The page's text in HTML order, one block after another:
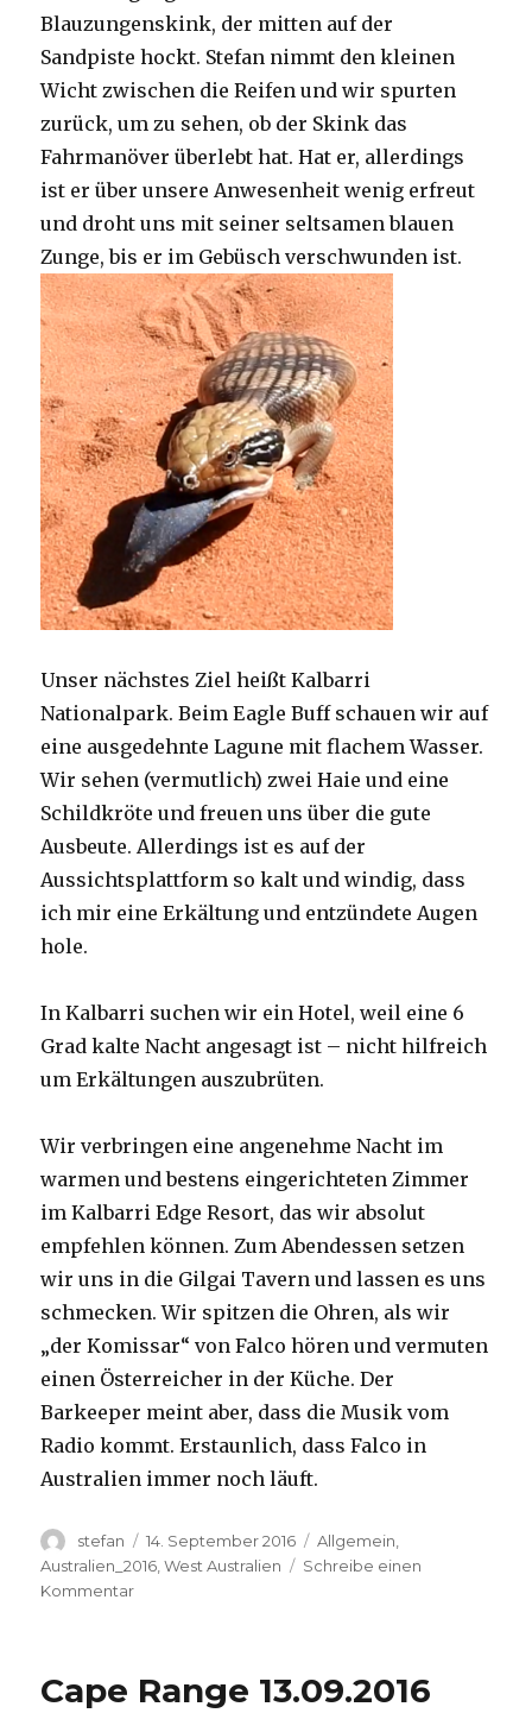
Blauzungenskink, der mitten auf der
Sandpiste hockt. Stefan nimmt den kleinen
Wicht zwischen die Reifen und wir spurten
zurück, um zu sehen, ob der Skink das
Fahrmanöver überlebt hat. Hat er, allerdings
ist er über unsere Anwesenheit wenig erfreut
und droht uns mit seiner seltsamen blauen
Zunge, bis er im Gebüsch verschwunden ist.
Unser nächstes Ziel heißt Kalbarri
Nationalpark. Beim Eagle Buff schauen wir auf
eine ausgedehnte Lagune mit flachem Wasser.
Wir sehen (vermutlich) zwei Haie und eine
Schildkröte und freuen uns über die gute
Ausbeute. Allerdings ist es auf der
Aussichtsplattform so kalt und windig, dass
ich mir eine Erkältung und entzündete Augen
hole.
In Kalbarri suchen wir ein Hotel, weil eine 6
Grad kalte Nacht angesagt ist – nicht hilfreich
um Erkältungen auszubrüten.
Wir verbringen eine angenehme Nacht im
warmen und bestens eingerichteten Zimmer
im Kalbarri Edge Resort, das wir absolut
empfehlen können. Zum Abendessen setzen
wir uns in die Gilgai Tavern und lassen es uns
schmecken. Wir spitzen die Ohren, als wir
„der Komissar“ von Falco hören und vermuten
einen Österreicher in der Küche. Der
Barkeeper meint aber, dass die Musik vom
Radio kommt. Erstaunlich, dass Falco in
Australien immer noch läuft.
Autor
stefan
Veröffentlicht
am
14. September 2016 Kategorien
Allgemein
Australien_2016 ,West Australien
Schreibe einen
Kommentarzu
Cape Range 13.09.2016